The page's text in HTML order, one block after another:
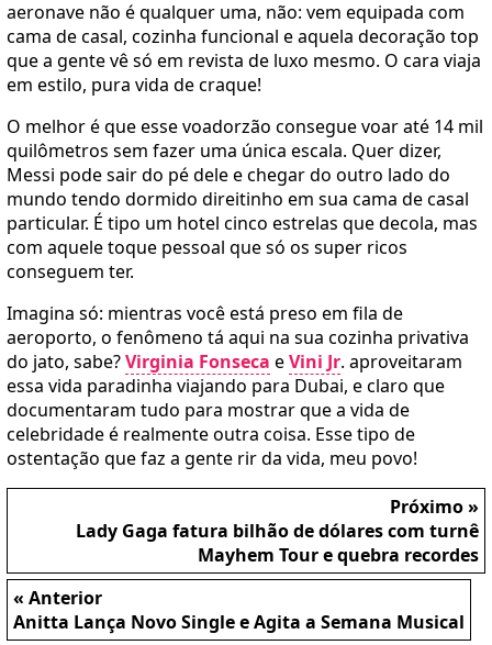
aeronave não é qualquer uma, não: vem equipada com
cama de casal, cozinha funcional e aquela decoração top
que a gente vê só em revista de luxo mesmo. O cara viaja
em estilo, pura vida de craque!
O melhor é que esse voadorzão consegue voar até 14 mil
quilômetros sem fazer uma única escala. Quer dizer,
Messi pode sair do pé dele e chegar do outro lado do
mundo tendo dormido direitinho em sua cama de casal
particular. É tipo um hotel cinco estrelas que decola, mas
com aquele toque pessoal que só os super ricos
conseguem ter.
Imagina só: mientras você está preso em fila de
aeroporto, o fenômeno tá aqui na sua cozinha privativa
do jato, sabe?Virginia Fonseca eVini Jr. aproveitaram
essa vida paradinha viajando para Dubai, e claro que
documentaram tudo para mostrar que a vida de
celebridade é realmente outra coisa. Esse tipo de
ostentação que faz a gente rir da vida, meu povo!
Próximo »
Lady Gaga fatura bilhão de dólares com turnê
Mayhem Tour e quebra recordes
« Anterior
Anitta Lança Novo Single e Agita a Semana Musical